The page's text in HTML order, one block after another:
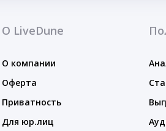
О LiveDune
О компании
Оферта
Приватность
Для юр.лиц